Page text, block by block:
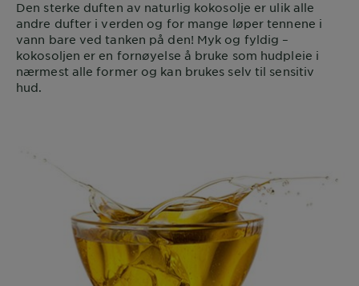
Den sterke duften av naturlig kokosolje er ulik alle
andre dufter i verden og for mange løper tennene i
vann bare ved tanken på den! Myk og fyldig –
kokosoljen er en fornøyelse å bruke som hudpleie i
nærmest alle former og kan brukes selv til sensitiv
hud.